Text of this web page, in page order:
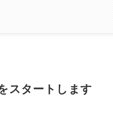
スタートします